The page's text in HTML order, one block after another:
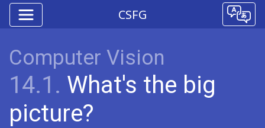
CSFG
Computer Vision
14.1. What's the big
picture?